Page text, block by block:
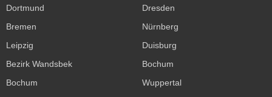
Dortmund
Dresden
Bremen
Nürnberg
Leipzig
Duisburg
Bezirk Wandsbek
Bochum
Bochum
Wuppertal